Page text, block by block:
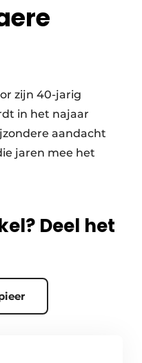
zijn 40-jarig
in het najaar
aandacht
jaren mee het
Deel het